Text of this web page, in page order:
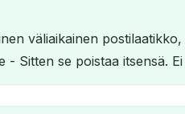
väliaikainen
- Sitten se poistaa itsensä.